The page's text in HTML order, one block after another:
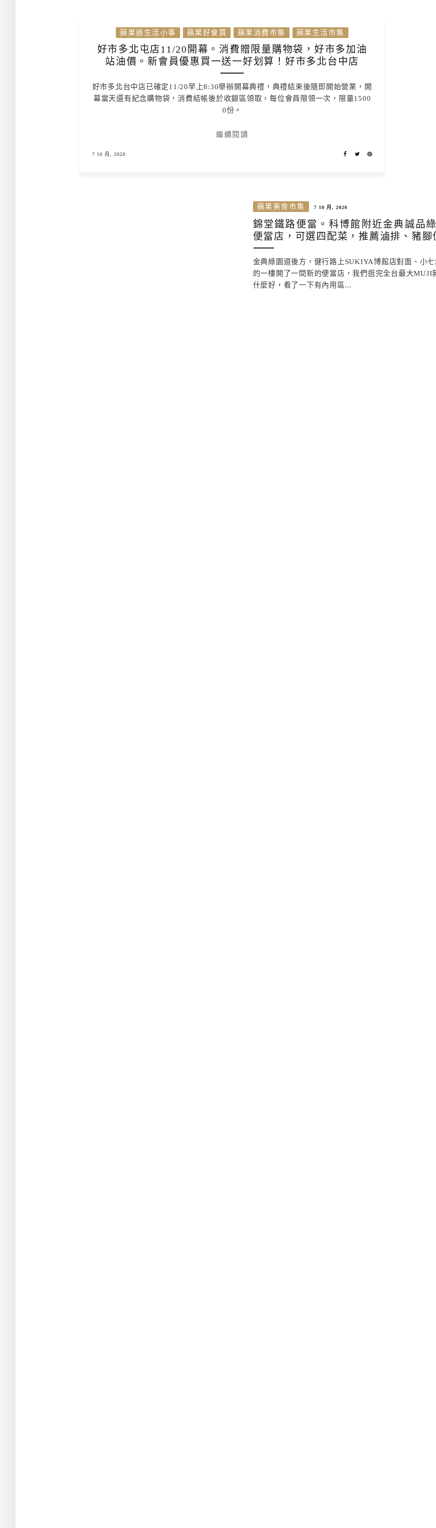
蘋果過生活小事 蘋果好會買 蘋果消費市集 蘋果生活市集
好市多北屯店11/20開幕。消費贈限量購物袋，好市多加油
站油價。新會員優惠買一送一好划算！好市多北台中店
好市多北台中店已確定11/20早上8:30舉辦開幕典禮，典禮結束後隨即開始營業，開
幕當天還有紀念購物袋，消費結帳後於收銀區領取，每位會員限領一次，限量1500
0份。
繼續閱讀
7 10 月, 2020
蘋果美食市集 7 10 月, 2020
錦堂鐵路便當。科博館附近金典誠品
便當店，可選四配菜，推薦滷排、豬腳
金典綠園道後方，健行路上SUKIYA博館店對面、小
的一樓開了一間新的便當店，我們逛完全台最大MUJI
什麼好，看了一下有內用區...